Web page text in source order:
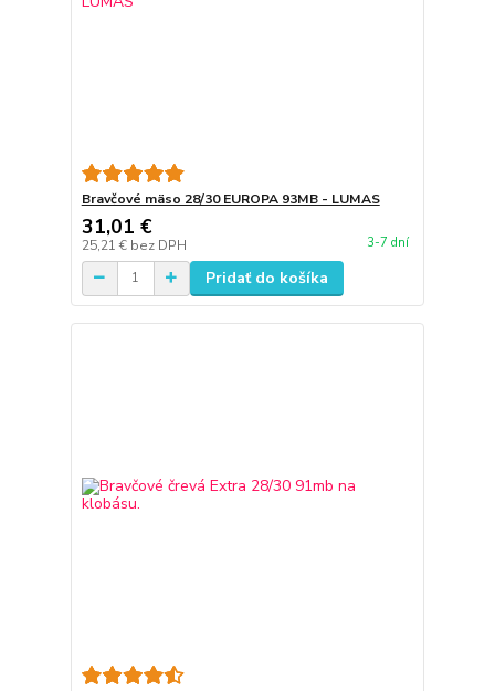
Bravčové mäso 28/30 EUROPA 93MB - LUMAS
31,01 €
25,21 € bez DPH 3-7 dní
Pridať do košíka